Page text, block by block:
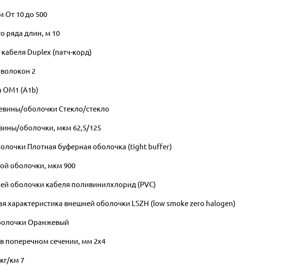
От 10 до 500
ряда длин, м 10
Duplex (патч-корд)
2
ОМ1 (A1b)
оболочки Стекло/стекло
оболочки, мкм 62,5/125
Плотная буферная оболочка (tight buffer)
оболочки, мкм 900
оболочки кабеля поливинилхлорид (PVC)
характеристика внешней оболочки LSZH (low smoke zero halogen)
Оранжевый
поперечном сечении, мм 2x4
км 7